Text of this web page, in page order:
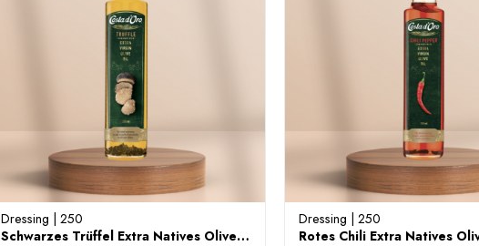
Dressing | 250
Schwarzes Trüffel Extra Natives Olivenöl – 250ml
Dressing | 250